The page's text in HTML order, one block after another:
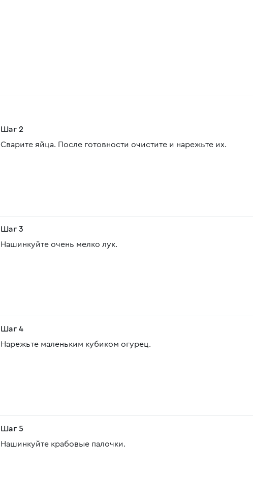
Шаг 2
Сварите яйца. После готовности очистите и нарежьте их.
Шаг 3
Нашинкуйте очень мелко лук.
Шаг 4
Нарежьте маленьким кубиком огурец.
Шаг 5
Нашинкуйте крабовые палочки.